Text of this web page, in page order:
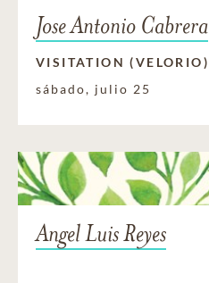
Jose Antonio Cabrera
VISITATION (VELORIO)
sábado, julio 25
Angel Luis Reyes